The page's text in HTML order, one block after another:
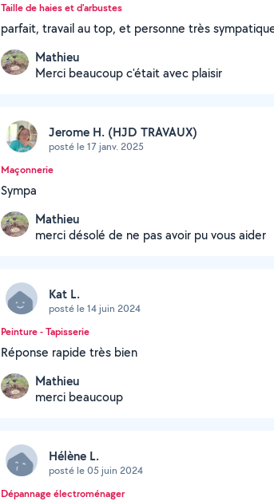
Taille de haies et d'arbustes
parfait, travail au top, et personne très
Mathieu
Merci beaucoup c'était avec plaisir
Jerome H. (HJD TRAVAUX)
posté le 17 janv. 2025
Maçonnerie
Sympa
Mathieu
merci désolé de ne pas avoir pu vous aider
Kat L.
posté le 14 juin 2024
Peinture - Tapisserie
Réponse rapide très bien
Mathieu
merci beaucoup
Hélène L.
posté le 05 juin 2024
Dépannage électroménager